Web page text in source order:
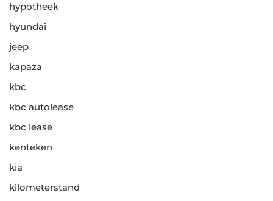
hypotheek
hyundai
jeep
kapaza
kbc
kbc autolease
kbc lease
kenteken
kia
kilometerstand